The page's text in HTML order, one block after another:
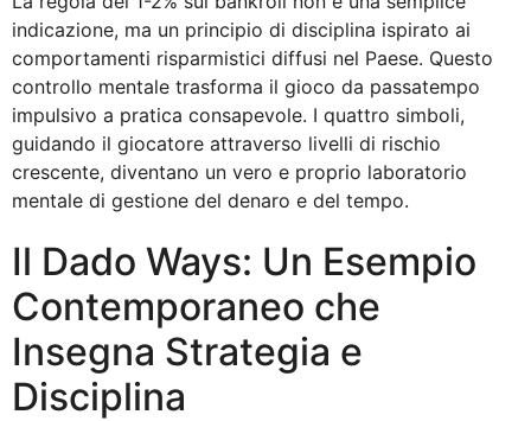
indicazione, ma un principio di disciplina ispirato ai
comportamenti risparmistici diffusi nel Paese. Questo
controllo mentale trasforma il gioco da passatempo
impulsivo a pratica consapevole. I quattro simboli,
guidando il giocatore attraverso livelli di rischio
crescente, diventano un vero e proprio laboratorio
mentale di gestione del denaro e del tempo.
Il Dado Ways: Un Esempio
Contemporaneo che
Insegna Strategia e
Disciplina